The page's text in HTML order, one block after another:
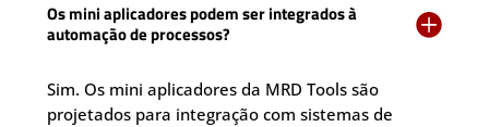
Os mini aplicadores podem ser integrados à
automação de processos?

Sim. Os mini aplicadores da MRD Tools são
projetados para integração com sistemas de